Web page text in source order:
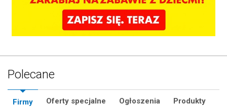
Polecane
Firmy Oferty specjalne Ogłoszenia Produkty